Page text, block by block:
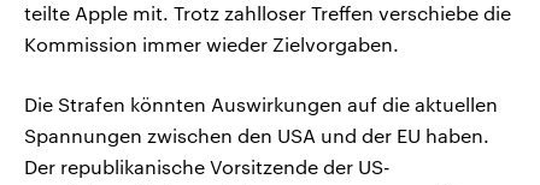
teilte Apple mit. Trotz zahlloser Treffen verschiebe die
Kommission immer wieder Zielvorgaben.
Die Strafen könnten Auswirkungen auf die aktuellen
Spannungen zwischen den USA und der EU haben.
Der republikanische Vorsitzende der US-